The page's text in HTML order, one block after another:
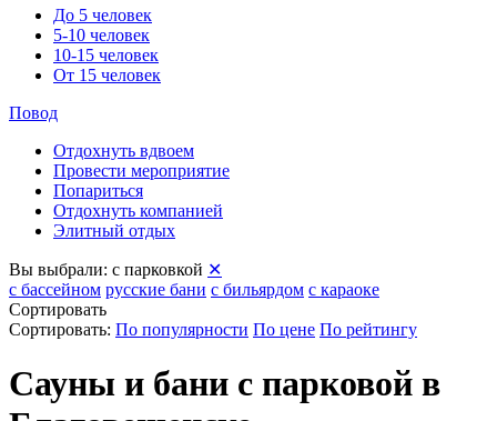
До 5 человек
5-10 человек
10-15 человек
От 15 человек
Повод
Отдохнуть вдвоем
Провести мероприятие
Попариться
Отдохнуть компанией
Элитный отдых
Вы выбрали: с парковкой ✕
с бассейном русские бани с бильярдом с караоке
Сортировать
Сортировать: По популярности По цене По рейтингу
Сауны и бани с парковой в